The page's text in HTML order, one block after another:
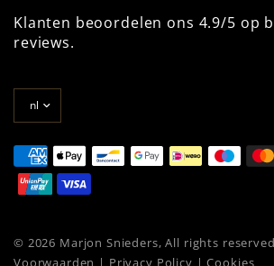
Klanten beoordelen ons 4.9/5 op
reviews.
Land/regio
© 2026 Marjon Snieders, All rights
Voorwaarden | Privacy Policy |Cookies